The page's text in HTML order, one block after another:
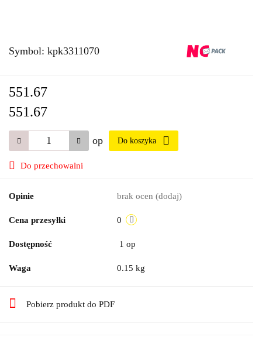
Symbol: kpk3311070
551.67
551.67
op Do koszyka
Do przechowalni
Opinie brak ocen (dodaj)
Cena przesyłki 0
Dostępność 1 op
Waga 0.15 kg
Pobierz produkt do PDF